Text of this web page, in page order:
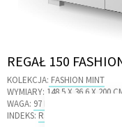
Skip
the
beginning
of
REGAŁ 150
KOLEKCJA: FASHION MINT
WYMIARY: 148.5 X 36.6 X 200
WAGA: 97 KG
INDEKS: R3.21
Kontenerek